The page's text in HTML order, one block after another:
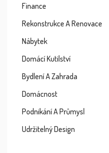
Finance
Rekonstrukce A Renovace
Nábytek
Domácí Kutilství
Bydlení A Zahrada
Domácnost
Podnikání A Průmysl
Udržitelný Design